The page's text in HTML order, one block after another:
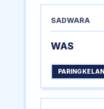
SADWARA
WAS
PARINGKELAN